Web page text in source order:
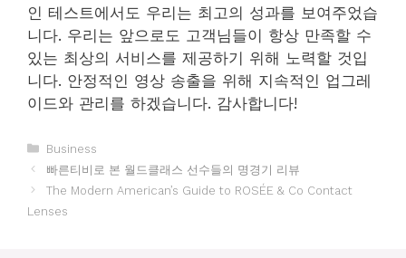
인 테스트에서도 우리는 최고의 성과를 보여주었습
니다. 우리는 앞으로도 고객님들이 항상 만족할 수
있는 최상의 서비스를 제공하기 위해 노력할 것입
니다. 안정적인 영상 송출을 위해 지속적인 업그레
이드와 관리를 하겠습니다. 감사합니다!
카
테
고
리
Business
빠른티비로 본 월드클래스 선수들의 명경기 리뷰
The Modern American’s Guide to ROSÉE & Co Contact
Lenses